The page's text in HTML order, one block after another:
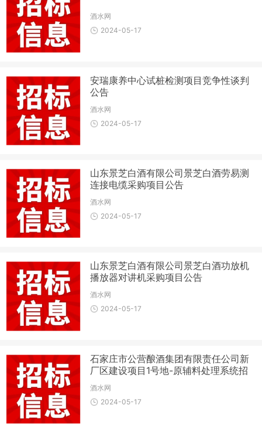
酒水网
2024-05-17
安瑞康养中心试桩检测项目竞争性谈判
公告
酒水网
2024-05-17
山东景芝白酒有限公司景芝白酒劳易测
连接电缆采购项目公告
酒水网
2024-05-17
山东景芝白酒有限公司景芝白酒功放机
播放器对讲机采购项目公告
酒水网
2024-05-17
石家庄市公营酿酒集团有限责任公司新
厂区建设项目1号地-原辅料处理系统招
标公告
酒水网
2024-05-17